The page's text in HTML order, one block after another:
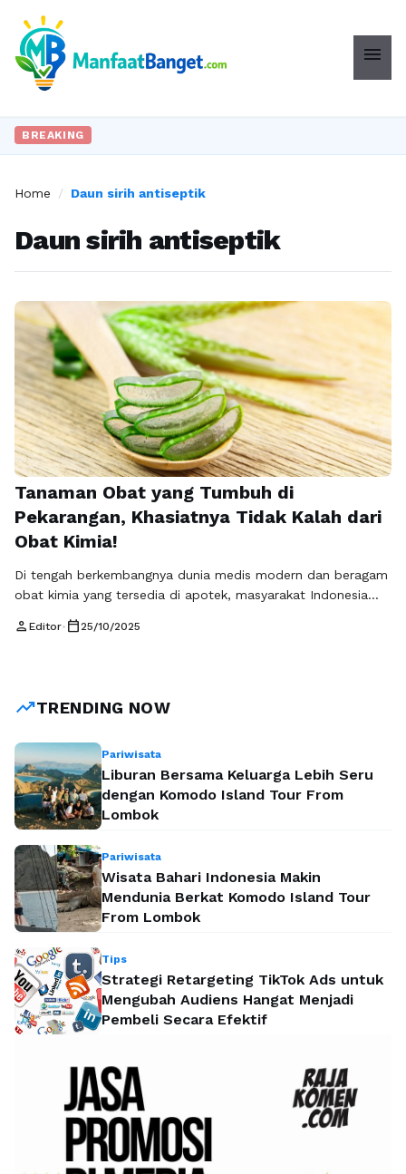
menu
BREAKING
Home / Daun sirih antiseptik
Daun sirih antiseptik
Tanaman Obat yang Tumbuh di
Pekarangan, Khasiatnya Tidak Kalah dari
Obat Kimia!
Di tengah berkembangnya dunia medis modern dan beragam
obat kimia yang tersedia di apotek, masyarakat Indonesia
tanaman obat. Banyak dari tanaman ini bisa tumbuh begitu
Selengkapnya
person Editor• calendar_today 25/10/2025
trending_upTRENDING NOW
Pariwisata
Liburan Bersama Keluarga Lebih Seru
dengan Komodo Island Tour From
Lombok
Pariwisata
Wisata Bahari Indonesia Makin
Mendunia Berkat Komodo Island Tour
From Lombok
Tips
Strategi Retargeting TikTok Ads untuk
Mengubah Audiens Hangat Menjadi
Pembeli Secara Efektif